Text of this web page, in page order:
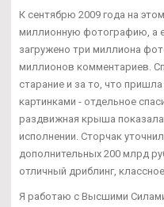
К сентябрю 2009 года на
миллионную фотографию, а
загружено три миллиона
миллионов комментариев.
старание и за то, что
картинками - отдельное
раздвижная крыша
исполнении. Сторчак
дополнительных 200 млрд
отличный дриблинг,
Я работаю с Высшими